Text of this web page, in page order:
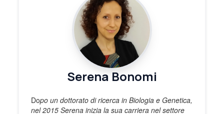
Serena Bonomi
Dopo un dottorato di ricerca in Biologia e Genetica,
nel 2015 Serena inizia la sua carriera nel settore